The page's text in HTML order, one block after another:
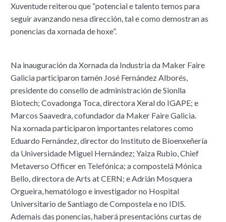
Xuventude reiterou que “potencial e talento temos para
seguir avanzando nesa dirección, tal e como demostran as
ponencias da xornada de hoxe”.
Na inauguración da Xornada da Industria da Maker Faire
Galicia participaron tamén José Fernández Alborés,
presidente do consello de administración de Sionlla
Biotech; Covadonga Toca, directora Xeral do IGAPE; e
Marcos Saavedra, cofundador da Maker Faire Galicia.
Na xornada participaron importantes relatores como
Eduardo Fernández, director do Instituto de Bioenxeñería
da Universidade Miguel Hernández; Yaiza Rubio, Chief
Metaverso Officer en Telefónica; a compostelá Mónica
Bello, directora de Arts at CERN; e Adrián Mosquera
Orgueira, hematólogo e investigador no Hospital
Universitario de Santiago de Compostela e no IDIS.
Ademais das ponencias, haberá presentacións curtas de